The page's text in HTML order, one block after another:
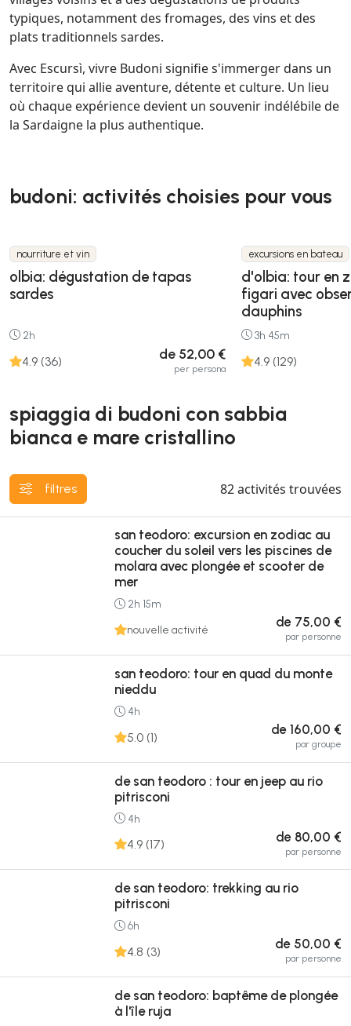
typiques, notamment des fromages, des vins et des
plats traditionnels sardes.
Avec Escursì, vivre Budoni signifie s'immerger dans un
territoire qui allie aventure, détente et culture. Un lieu
où chaque expérience devient un souvenir indélébile de
la Sardaigne la plus authentique.
budoni: activités choisies pour vous
nourriture et vin
olbia: dégustation de tapas
sardes
2h
4.9 (36) de 52,00 €
per persona
excursions en bateau
d'olbia: tour en
figari avec
dauphins
3h 45m
4.9 (129)
spiaggia di budoni con sabbia
bianca e mare cristallino
filtres 82activités trouvées
san teodoro: excursion en zodiac au
coucher du soleil vers les piscines de
molara avec plongée et scooter de
mer
2h 15m
nouvelle activité
de 75,00 €
par personne
san teodoro: tour en quad du monte
nieddu
4h
5.0 (1) de 160,00 €
par groupe
de san teodoro : tour en jeep au rio
pitrisconi
4h
4.9 (17) de 80,00 €
par personne
de san teodoro: trekking au rio
pitrisconi
6h
4.8 (3) de 50,00 €
par personne
de san teodoro: baptême de plongée
à l'île ruja